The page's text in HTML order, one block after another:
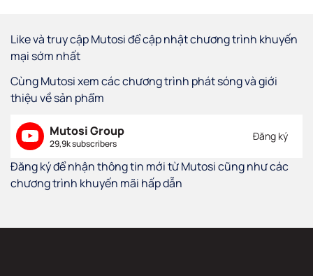
Like và truy cập Mutosi để cập nhật chương trình khuyến
mại sớm nhất
Cùng Mutosi xem các chương trình phát sóng và giới
thiệu về sản phẩm
Mutosi Group
29,9k subscribers
Đăng ký
Đăng ký để nhận thông tin mới từ Mutosi cũng như các
chương trình khuyến mãi hấp dẫn